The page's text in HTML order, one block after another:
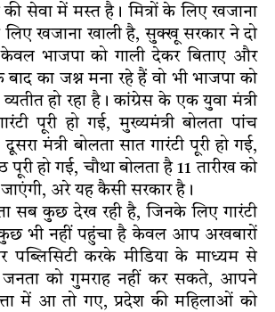
की सेवा में मस्त है। मित्रों के लिए खजाना
खजाना खाली है, सुक्खू सरकार ने दो
भाजपा को गाली देकर बिताए और
का जश्न मना रहे हैं वो भी भाजपा को
हो रहा है। कांग्रेस के एक युवा मंत्री
पूरी हो गई, मुख्यमंत्री बोलता पांच
दूसरा मंत्री बोलता सात गारंटी पूरी हो गई,
पूरी हो गई, चौथा बोलता है 11 तारीख को
जाएंगी, अरे यह कैसी सरकार है।
सब कुछ देख रही है, जिनके लिए गारंटी
भी नहीं पहुंचा है केवल आप अखबारों
करके मीडिया के माध्यम से
जनता को गुमराह नहीं कर सकते, आपने
में आ तो गए, प्रदेश की महिलाओं को